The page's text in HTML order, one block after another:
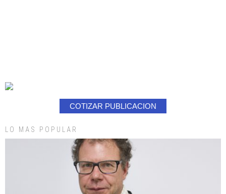
COTIZAR PUBLICACION
LO MAS POPULAR